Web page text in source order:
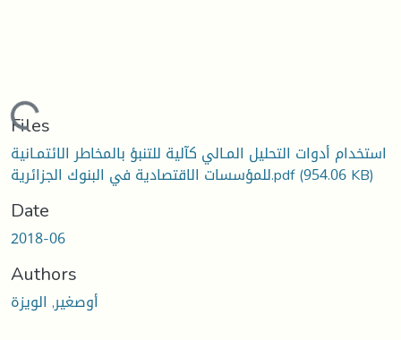
Loading...
Files
استخدام أدوات التحليل المـالي كآلية للتنبؤ بالمخاطر الائتمـانية
للمؤسسات الاقتصادية في البنوك الجزائرية.pdf(954.06 KB)
Date
2018-06
Authors
أوصغير, الويزة